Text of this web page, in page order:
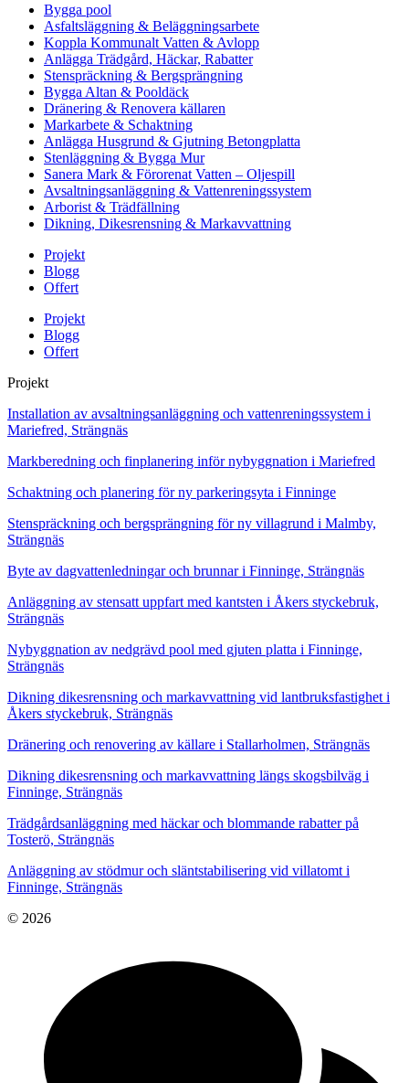
Bygga pool
Asfaltsläggning & Beläggningsarbete
Koppla Kommunalt Vatten & Avlopp
Anlägga Trädgård, Häckar, Rabatter
Stenspräckning & Bergsprängning
Bygga Altan & Pooldäck
Dränering & Renovera källaren
Markarbete & Schaktning
Anlägga Husgrund & Gjutning Betongplatta
Stenläggning & Bygga Mur
Sanera Mark & Förorenat Vatten – Oljespill
Avsaltningsanläggning & Vattenreningssystem
Arborist & Trädfällning
Dikning, Dikesrensning & Markavvattning
Projekt
Blogg
Offert
Projekt
Blogg
Offert
Projekt
Installation av avsaltningsanläggning och vattenreningssystem i
Mariefred, Strängnäs
Markberedning och finplanering inför nybyggnation i Mariefred
Schaktning och planering för ny parkeringsyta i Finninge
Stenspräckning och bergsprängning för ny villagrund i Malmby,
Strängnäs
Byte av dagvattenledningar och brunnar i Finninge, Strängnäs
Anläggning av stensatt uppfart med kantsten i Åkers styckebruk,
Strängnäs
Nybyggnation av nedgrävd pool med gjuten platta i Finninge,
Strängnäs
Dikning dikesrensning och markavvattning vid lantbruksfastighet i
Åkers styckebruk, Strängnäs
Dränering och renovering av källare i Stallarholmen, Strängnäs
Dikning dikesrensning och markavvattning längs skogsbilväg i
Finninge, Strängnäs
Trädgårdsanläggning med häckar och blommande rabatter på
Tosterö, Strängnäs
Anläggning av stödmur och släntstabilisering vid villatomt i
Finninge, Strängnäs
© 2026